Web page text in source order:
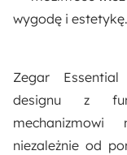
wygodę i estetykę.
Zegar Essential
designu z
niezależnie od